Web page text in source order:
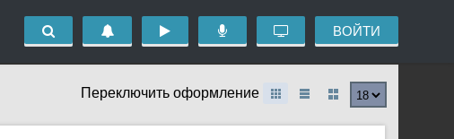
ВОЙТИ
Переключить оформление